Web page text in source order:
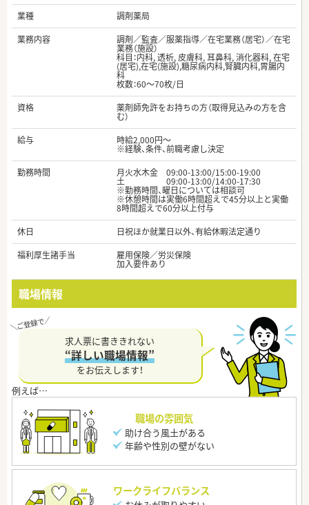
業種
調剤薬局
業務内容
調剤／監査／服薬指導／在宅業務（居宅）／在宅
業務（施設）
科目：内科, 透析, 皮膚科, 耳鼻科, 消化器科, 在宅
(居宅),在宅(施設),糖尿病内科,腎臓内科,胃腸内
科
枚数：60～70枚/日
資格
薬剤師免許をお持ちの方（取得見込みの方を含
む）
給与
時給2,000円～
※経験、条件、前職考慮し決定
勤務時間
月火水木金 09:00-13:00/15:00-19:00
土 09:00-13:00/14:00-17:30
※勤務時間、曜日については相談可
※休憩時間は実働6時間超えで45分以上と実働
8時間超えで60分以上付与
休日
日祝ほか就業日以外、有給休暇法定通り
福利厚生諸手当
雇用保険／労災保険
加入要件あり
職場情報
求人票に書ききれない
“詳しい職場情報”
をお伝えします！
職場の雰囲気
助け合う風土がある
年齢や性別の壁がない
ワークライフバランス